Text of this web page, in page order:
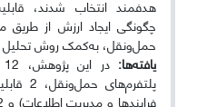
هدفمند انتخاب شدند،
چگونگی ایجاد ارزش از طریق
حمل‌ونقل، به‌کمک روش
یافته‌ها: